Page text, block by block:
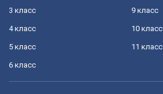
3 класс
4 класс
5 класс
6 класс
9 класс
10 класс
11 класс